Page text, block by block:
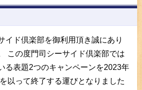
イド倶楽部を御利用頂き誠にあり
この度門司シーサイド倶楽部では
る表題2つのキャンペーンを2023年
以って終了する運びとなりました